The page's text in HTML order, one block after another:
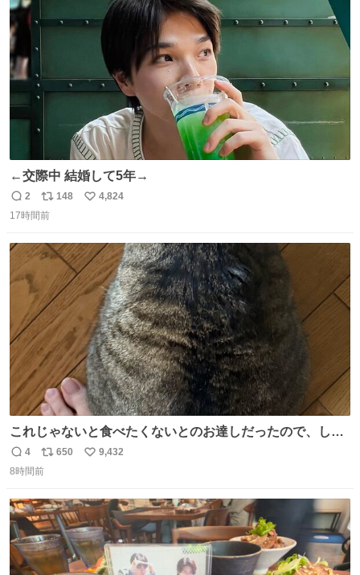
←交際中 結婚して5年→
返
信
2
リ
ポ
ト
148
い
数
4,824
17時間前
これじゃないと食べたくないとのお達しだったので、しっ
ぽ置き場係になっている
返
信
4
リ
ポ
ト
数
650
い
数
9,432
8時間前